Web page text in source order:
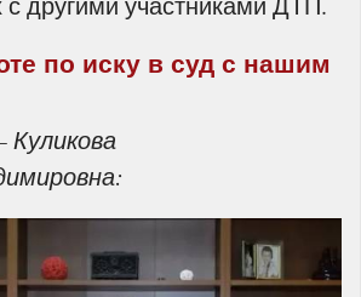
по иску в суд с нашим